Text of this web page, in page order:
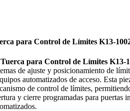
para Control de Límites K13-
Tuerca para Control de Límites K13-
de ajuste y posicionamiento de
automatizados de acceso. Esta
de control de límites,
y cierre programadas para puertas